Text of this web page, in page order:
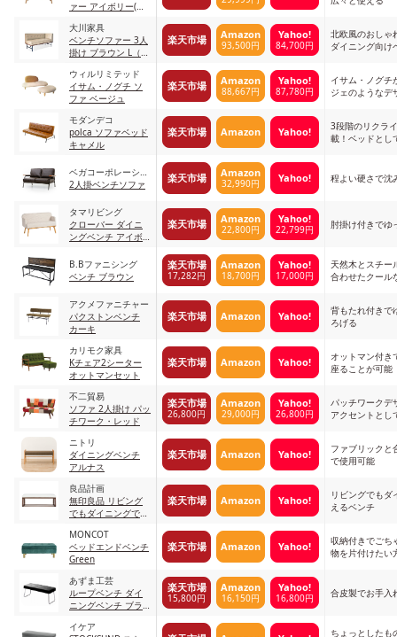
ァー アイボリー(脚:
大川家具
ベンチソファー 3人
掛け ブラウン L（左
楽天市場 Amazon
93,500円
Yahoo!
84,700円
北欧風のおしゃ
ダイニング向け
ウィルリミテッド
イサム・ノグチ ソ
ファ ベージュ
楽天市場 Amazon
88,667円
Yahoo!
87,780円
イサム・ノグチ
ジェのようなデ
モダンデコ
polca ソファベッド
キャメル
楽天市場 Amazon Yahoo!
3段階のリクラ
載！ベッドとし
ベガコーポレーショ
ン
2人掛ベンチソファ 楽天市場 Amazon
32,990円 Yahoo! 程よい硬さで沈
タマリビング
クローバー ダイニ
ングベンチ アイボ
楽天市場 Amazon
22,800円
Yahoo!
22,799円 肘掛け付きでゆ
B.Bファニシング
ベンチ ブラウン
楽天市場
17,282円
Amazon
18,700円
Yahoo!
17,000円
天然木とスチー
合わせたクール
アクメファニチャー
パクストンベンチ
カーキ
楽天市場 Amazon Yahoo!
背もたれ付きで
ろげる
カリモク家具
Kチェア2シーター
オットマンセット
楽天市場 Amazon Yahoo!
オットマン付き
座ることが可能
不二貿易
ソファ 2人掛け パッ
チワーク・レッド
楽天市場
26,800円
Amazon
29,000円
Yahoo!
26,800円
パッチワークデ
アクセントとし
ニトリ
ダイニングベンチ
アルナス
楽天市場 Amazon Yahoo!
ファブリックと
で使用可能
良品計画
無印良品 リビング
でもダイニングでも
楽天市場 Amazon Yahoo!
リビングでもダ
えるベンチ
MONCOT
ベッドエンドベンチ
Green
楽天市場 Amazon Yahoo!
収納付きでごち
物を片付けたい
あずま工芸
ループベンチ ダイ
ニングベンチ ブラ
楽天市場
15,800円
Amazon
16,150円
Yahoo!
16,800円 合皮製でお手入
イケア
ちょっとしたも